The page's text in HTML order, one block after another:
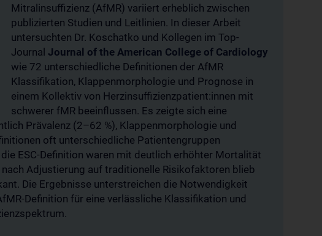
Mitralinsuffizienz (AfMR) variiert erheblich zwischen
publizierten Studien und Leitlinien. In dieser Arbeit
untersuchten Dr. Koschatko und Kollegen im Top-
Journal Journal of the American College of Cardiology
wie 72 unterschiedliche Definitionen der AfMR
Klassifikation, Klappenmorphologie und Prognose in
einem Kollektiv von Herzinsuffizienzpatient:innen mit
schwerer fMR beeinflussen. Es zeigte sich eine
Prävalenz (2–62 %), Klappenmorphologie und
oft unterschiedliche Patientengruppen
ESC-Definition waren mit deutlich erhöhter Mortalität
Adjustierung auf traditionelle Risikofaktoren blieb
Die Ergebnisse unterstreichen die Notwendigkeit
Definition für eine verlässliche Klassifikation und